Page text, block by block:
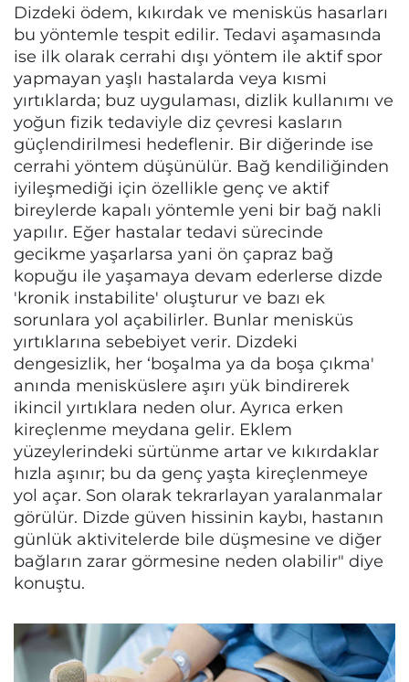
Dizdeki ödem, kıkırdak ve menisküs hasarları
bu yöntemle tespit edilir. Tedavi aşamasında
ise ilk olarak cerrahi dışı yöntem ile aktif spor
yapmayan yaşlı hastalarda veya kısmi
yırtıklarda; buz uygulaması, dizlik kullanımı ve
yoğun fizik tedaviyle diz çevresi kasların
güçlendirilmesi hedeflenir. Bir diğerinde ise
cerrahi yöntem düşünülür. Bağ kendiliğinden
iyileşmediği için özellikle genç ve aktif
bireylerde kapalı yöntemle yeni bir bağ nakli
yapılır. Eğer hastalar tedavi sürecinde
gecikme yaşarlarsa yani ön çapraz bağ
kopuğu ile yaşamaya devam ederlerse dizde
'kronik instabilite' oluşturur ve bazı ek
sorunlara yol açabilirler. Bunlar menisküs
yırtıklarına sebebiyet verir. Dizdeki
dengesizlik, her ‘boşalma ya da boşa çıkma'
anında menisküslere aşırı yük bindirerek
ikincil yırtıklara neden olur. Ayrıca erken
kireçlenme meydana gelir. Eklem
yüzeylerindeki sürtünme artar ve kıkırdaklar
hızla aşınır; bu da genç yaşta kireçlenmeye
yol açar. Son olarak tekrarlayan yaralanmalar
görülür. Dizde güven hissinin kaybı, hastanın
günlük aktivitelerde bile düşmesine ve diğer
bağların zarar görmesine neden olabilir" diye
konuştu.